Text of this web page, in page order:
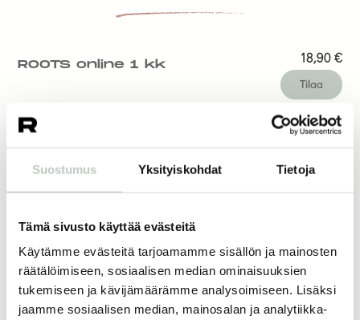
Suostumus Yksityiskohdat Tietoja
Tämä sivusto käyttää evästeitä
Käytämme evästeitä tarjoamamme sisällön ja mainosten
räätälöimiseen, sosiaalisen median ominaisuuksien
tukemiseen ja kävijämäärämme analysoimiseen. Lisäksi
jaamme sosiaalisen median, mainosalan ja analytiikka-
ROOTS online 1 kk 18,90 €
Tilaa
ROOTS online 1 vk
Tilaa
ROOTS online
kuukausijäsenyys
Tilaa